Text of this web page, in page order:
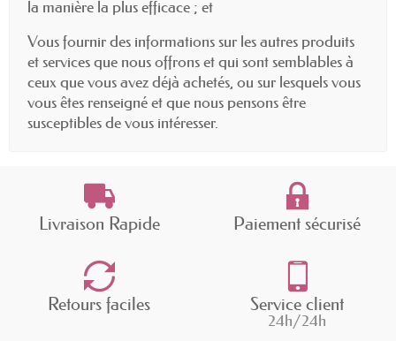
la manière la plus efficace ; et
Vous fournir des informations sur les autres produits
et services que nous offrons et qui sont semblables à
ceux que vous avez déjà achetés, ou sur lesquels vous
vous êtes renseigné et que nous pensons être
susceptibles de vous intéresser.
Livraison Rapide Paiement sécurisé
Retours faciles Service client
24h/24h